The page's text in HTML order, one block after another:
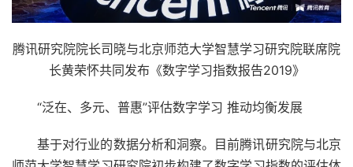
腾讯研究院院长司晓与北京师范大学智慧学习研究院联席院
长黄荣怀共同发布《数字学习指数报告2019》
“泛在、多元、普惠”评估数字学习 推动均衡发展
基于对行业的数据分析和洞察。目前腾讯研究院与北京